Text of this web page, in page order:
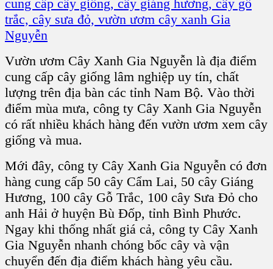
Vườn ươm Cây Xanh Gia Nguyễn là địa điểm
cung cấp cây giống lâm nghiệp uy tín, chất
lượng trên địa bàn các tỉnh Nam Bộ. Vào thời
điểm mùa mưa, công ty Cây Xanh Gia Nguyễn
có rất nhiều khách hàng đến vườn ươm xem cây
giống và mua.
Mới đây, công ty Cây Xanh Gia Nguyễn có đơn
hàng cung cấp 50 cây Cẩm Lai, 50 cây Giáng
Hương, 100 cây Gỗ Trắc, 100 cây Sưa Đỏ cho
anh Hải ở huyện Bù Đốp, tỉnh Bình Phước.
Ngay khi thống nhất giá cả, công ty Cây Xanh
Gia Nguyễn nhanh chóng bốc cây và vận
chuyển đến địa điểm khách hàng yêu cầu.